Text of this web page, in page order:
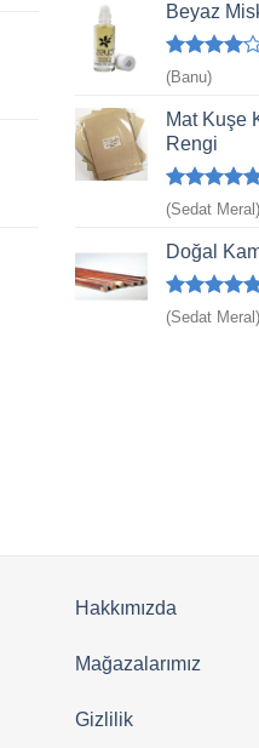
Beyaz
5
üzerinden
4 oy aldı
(Banu)
Mat Kuşe
Rengi
5 üzerinden
5
(Sedat Meral)
Doğal
5 üzerinden
5
(Sedat Meral)
Hakkımızda
Mağazalarımız
Gizlilik